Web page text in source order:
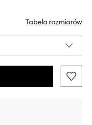
Tabela rozmiarów